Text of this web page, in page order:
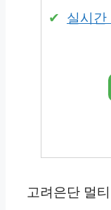
실시간
고려은단 멀